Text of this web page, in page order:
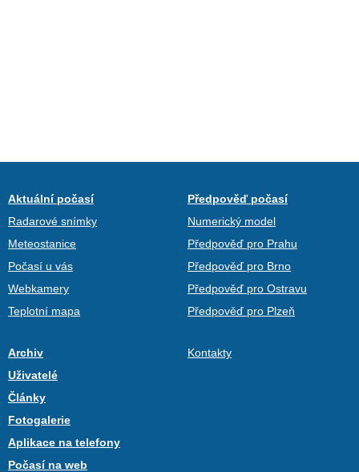
Aktuální počasí
Radarové snímky
Meteostanice
Počasí u vás
Webkamery
Teplotní mapa
Předpověď počasí
Numerický model
Předpověď pro Prahu
Předpověď pro Brno
Předpověď pro Ostravu
Předpověď pro Plzeň
Archiv
Uživatelé
Články
Fotogalerie
Aplikace na telefony
Počasí na web
Kontakty